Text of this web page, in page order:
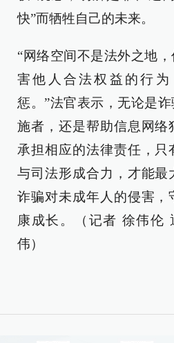
快”而牺牲自己的未来。
“网络空间不是法外之地
害他人合法权益的行
惩。”法官表示，无论是
施者，还是帮助信息网络
承担相应的法律责任，只
与司法形成合力，才能最
诈骗对未成年人的侵害，
康成长。（记者 徐伟伦
伟）